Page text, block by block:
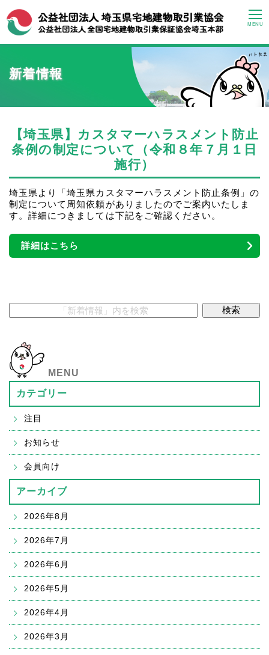
MENU
新着情報
【埼玉県】カスタマーハラスメント防止
条例の制定について（令和８年７月１日
施行）
埼玉県より「埼玉県カスタマーハラスメント防止条例」の
制定について周知依頼がありましたのでご案内いたしま
す。詳細につきましては下記をご確認ください。
詳細はこちら
MENU
カテゴリー
注目
お知らせ
会員向け
アーカイブ
2026年8月
2026年7月
2026年6月
2026年5月
2026年4月
2026年3月